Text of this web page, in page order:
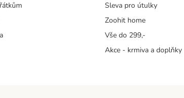
Sleva pro útulky
Zoohit home
Vše do 299,-
Akce - krmiva a doplňky